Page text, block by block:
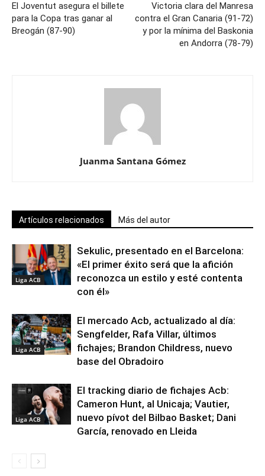
El Joventut asegura el billete
para la Copa tras ganar al
Breogán (87-90)
Victoria clara del Manresa
contra el Gran Canaria (91-72)
y por la mínima del Baskonia
en Andorra (78-79)
Juanma Santana Gómez
Artículos relacionados Más del autor
Liga ACB
Sekulic, presentado en el Barcelona:
«El primer éxito será que la afición
reconozca un estilo y esté contenta
con él»
Liga ACB
El mercado Acb, actualizado al día:
Sengfelder, Rafa Villar, últimos
fichajes; Brandon Childress, nuevo
base del Obradoiro
Liga ACB
El tracking diario de fichajes Acb:
Cameron Hunt, al Unicaja; Vautier,
nuevo pívot del Bilbao Basket; Dani
García, renovado en Lleida